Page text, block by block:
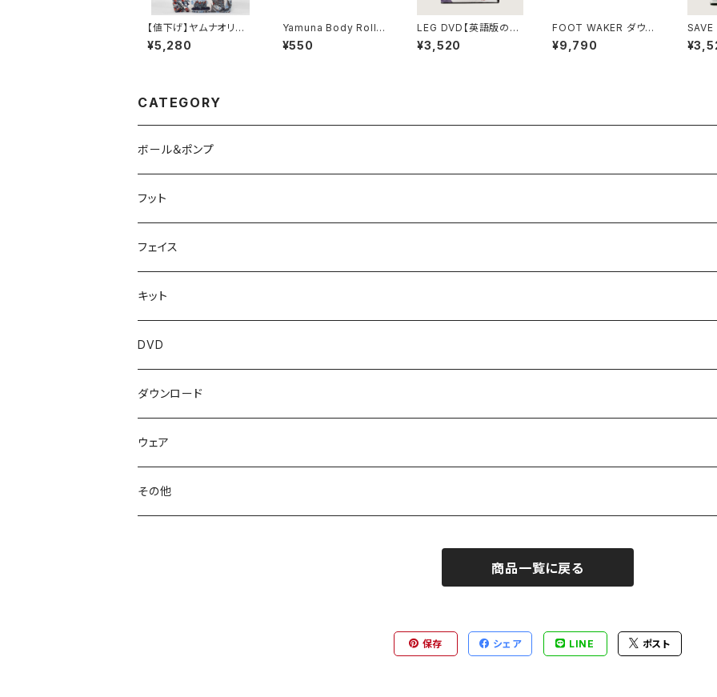
【値下げ】ヤムナオリジ
ナル バンダナ柄 エコト
ート
¥5,280
Yamuna Body Rollin
g（YBR） QUAD & AB
DOMEN ダウンロード
¥550
LEG DVD【英語版の
み】
¥3,520
FOOT WAKER ダウン
ロード キット
¥9,790
BACK
み】
CATEGORY
ボール＆ポンプ
フット
フェイス
キット
DVD
ダウンロード
ウェア
トップス
その他
商品一覧に戻る
保存 シェア LINE ポスト